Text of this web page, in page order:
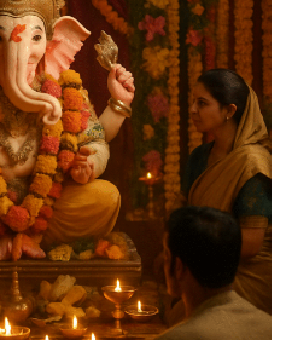
विधि,
समय,
धार्मिक
अनुष्ठान
और
महत्व